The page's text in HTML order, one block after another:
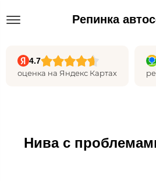
Репинка
4.7
оценка на Яндекс Картах
Нива с